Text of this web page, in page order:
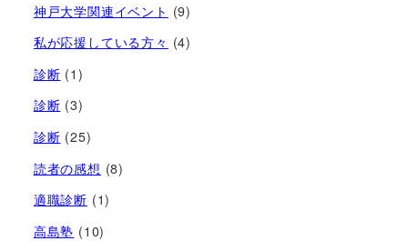
神戸大学関連イベント (9)
私が応援している方々 (4)
診断 (1)
診断 (3)
診断 (25)
読者の感想 (8)
適職診断 (1)
高島塾 (10)